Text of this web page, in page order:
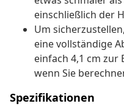
einschließlich der
Um
eine vollständige
einfach 4,1 cm zur
wenn Sie
Spezifikationen